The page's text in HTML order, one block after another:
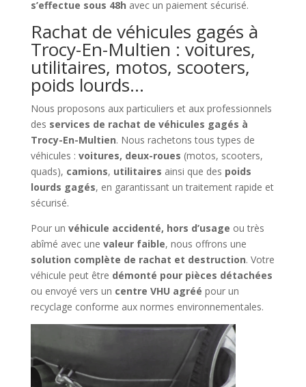
s’effectue sous 48h avec un paiement sécurisé.
Rachat de véhicules gagés à
Trocy-En-Multien : voitures,
utilitaires, motos, scooters,
poids lourds…
Nous proposons aux particuliers et aux professionnels
des services de rachat de véhicules gagés à
Trocy-En-Multien. Nous rachetons tous types de
véhicules : voitures, deux-roues (motos, scooters,
quads), camions, utilitaires ainsi que des poids
lourds gagés, en garantissant un traitement rapide et
sécurisé.
Pour un véhicule accidenté, hors d’usage ou très
abîmé avec une valeur faible, nous offrons une
solution complète de rachat et destruction. Votre
véhicule peut être démonté pour pièces détachées
ou envoyé vers un centre VHU agréé pour un
recyclage conforme aux normes environnementales.